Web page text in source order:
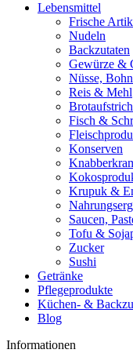
Lebensmittel
Frische
Nudeln
Backzutaten
Gewürze &
Nüsse,
Reis & Mehl
Fisch &
Konserven
Krupuk &
Saucen,
Tofu &
Zucker
Sushi
Getränke
Pflegeprodukte
Küchen- &
Blog
Informationen